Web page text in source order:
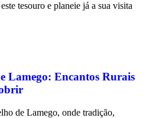
tesouro e planeie já a sua visita
Lamego: Encantos Rurais
de Lamego, onde tradição,